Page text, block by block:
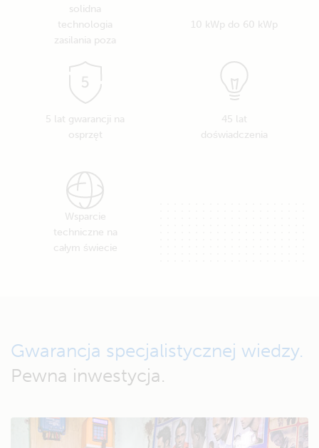
solidna
technologia
zasilania poza
elektroenergetyczną
10 kWp do 60 kWp
5 lat gwarancji na
osprzęt
45 lat
doświadczenia
Wsparcie
techniczne na
całym świecie
Gwarancja specjalistycznej wiedzy.
Pewna inwestycja.